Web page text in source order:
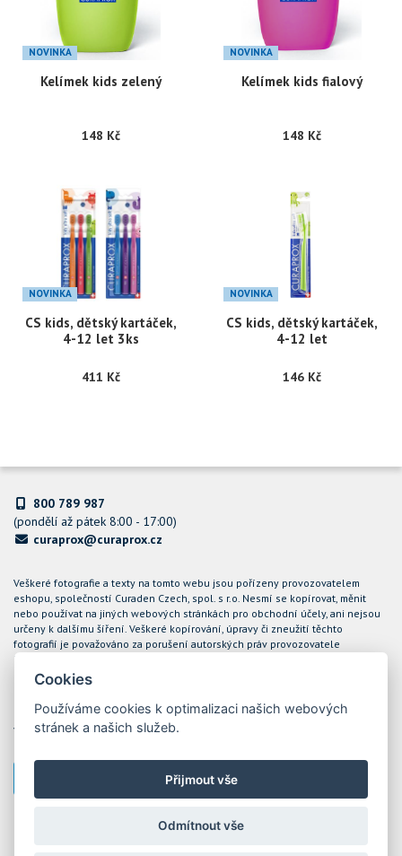
NOVINKA
Kelímek kids zelený
148 Kč
NOVINKA
Kelímek kids fialový
148 Kč
NOVINKA
CS kids, dětský kartáček,
4-12 let 3ks
411 Kč
NOVINKA
CS kids, dětský kartáček,
4-12 let
146 Kč
800 789 987
(pondělí až pátek 8:00 - 17:00)
curaprox@curaprox.cz
Veškeré fotografie a texty na tomto webu jsou pořízeny provozovatelem
eshopu, společností Curaden Czech, spol. s r.o. Nesmí se kopírovat, měnit
nebo používat na jiných webových stránkách pro obchodní účely, ani nejsou
určeny k dalšímu šíření. Veškeré kopírování, úpravy či zneužití těchto
fotografií je považováno za porušení autorských práv provozovatele
internetového obchodu CURAPROX a společnost Curaden Czech, spol. s r.o.
bude takové případy řešit soudní cestou.
účtenku. Zároveň je povinen zaevidovat přijatou tržbu u správce daně online;
v případě technického výpadku pak nejpozději do 48 hodin. Tržby jsou
Cookies
Používáme cookies k optimalizaci našich webových
stránek a našich služeb.
Přijmout vše
Odmítnout vše